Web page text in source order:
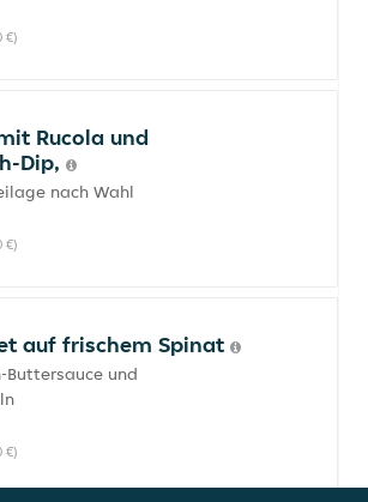
€)
Rucola und
Dip,
nach Wahl
€)
auf frischem Spinat
und
€)